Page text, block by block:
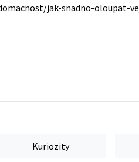
jak-snadno-oloupat-
Kuriozity